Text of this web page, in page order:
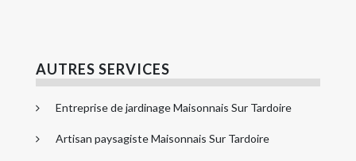
AUTRES SERVICES
Entreprise de jardinage Maisonnais Sur Tardoire
Artisan paysagiste Maisonnais Sur Tardoire